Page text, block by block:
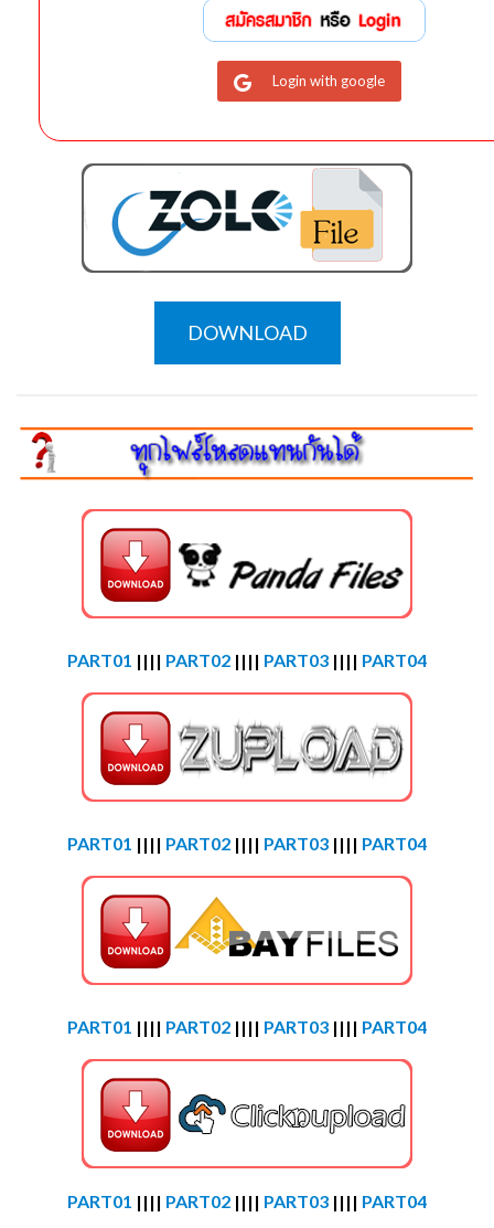
Login with google
DOWNLOAD
PART01 |||| PART02 |||| PART03 |||| PART04
PART01 |||| PART02 |||| PART03 |||| PART04
PART01 |||| PART02 |||| PART03 |||| PART04
PART01 |||| PART02 |||| PART03 |||| PART04